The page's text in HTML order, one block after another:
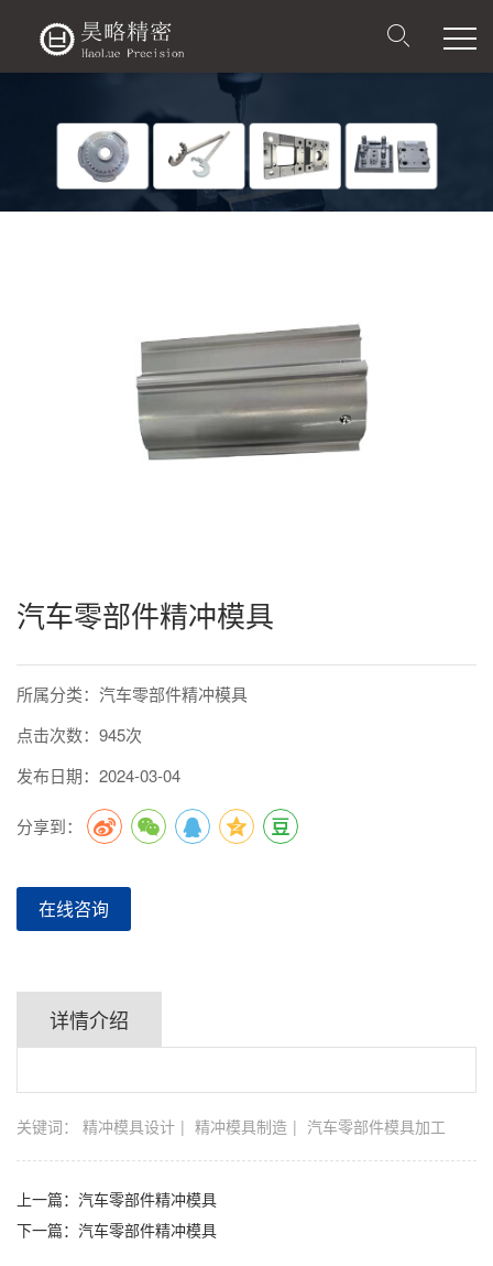
汽车零部件精冲模具
所属分类：汽车零部件精冲模具
点击次数：945次
发布日期：2024-03-04
分享到：
在线咨询
详情介绍
关键词： 精冲模具设计 精冲模具制造 汽车零部件模具加工
上一篇： 汽车零部件精冲模具
下一篇： 汽车零部件精冲模具